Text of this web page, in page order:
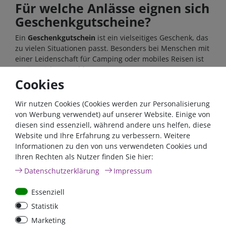
Für welche Anlässe eignen sich
Geschenkgutscheine?
Ein Geschenkgutschein ist ein vielseitiges Geschenk, das
zu vielen Situationen passt. Besonders bei Menschen mit
einer Leidenschaft für Camping oder mobiles Reisen ist
er eine sichere Wahl.
Geburtstag
oder Zubehör. Ein Gutschein gibt ihnen die Freiheit,
genau das auszuwählen, was aktuell benötigt wird.
Weihnachten
Zur Weihnachtszeit gehört ein Gutschein zu den
beliebtesten Geschenken. Gerade wenn der nächste
Campingurlaub bereits geplant ist, kann der Gutschein
Jubiläum oder besondere Anlässe
Auch als Dankeschön oder für besondere Ereignisse
eignet sich ein
Cookies
Wir nutzen Cookies (Cookies werden zur Personalisierung
von Werbung verwendet) auf unserer Website. Einige von
diesen sind essenziell, während andere uns helfen, diese
Website und Ihre Erfahrung zu verbessern. Weitere
Informationen zu den von uns verwendeten Cookies und
Ihren Rechten als Nutzer finden Sie hier:
Daten­schutz­erklärung
Impressum
Essenziell
Statistik
Marketing